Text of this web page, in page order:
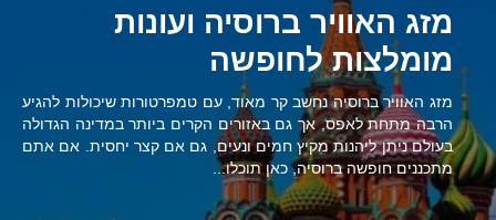
מזג האוויר ברוסיה ועונות
מומלצות לחופשה
מזג האוויר ברוסיה נחשב קר מאוד, עם טמפרטורות שיכולות להגיע
הרבה מתחת לאפס, אך גם באזורים הקרים ביותר במדינה הגדולה
בעולם ניתן ליהנות מקיץ חמים ונעים, גם אם קצר יחסית. אם אתם
מתכננים חופשה ברוסיה, כאן תוכלו...